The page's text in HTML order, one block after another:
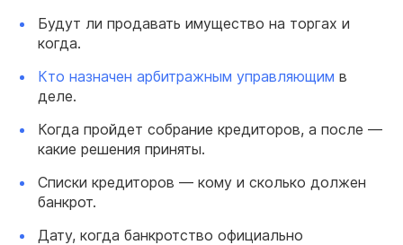
Будут ли продавать имущество на торгах и
когда.
Кто назначен арбитражным управляющим в
деле.
Когда пройдет собрание кредиторов, а после —
какие решения приняты.
Списки кредиторов — кому и сколько должен
банкрот.
Дату, когда банкротство официально